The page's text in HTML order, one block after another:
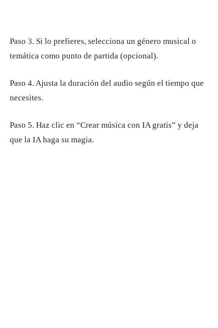
Paso 3. Si lo prefieres, selecciona un género musical o
temática como punto de partida (opcional).
Paso 4. Ajusta la duración del audio según el tiempo que
necesites.
Paso 5. Haz clic en “Crear música con IA gratis” y deja
que la IA haga su magia.